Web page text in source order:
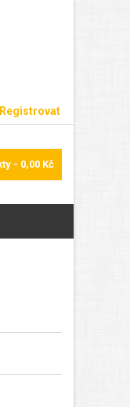
Registrovat
- 0,00 Kč